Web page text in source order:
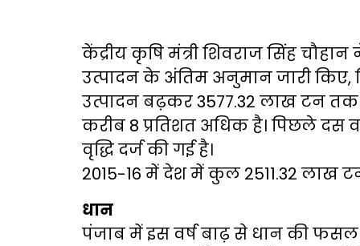
केंद्रीय कृषि मंत्री शिवराज सिंह
उत्पादन के अंतिम अनुमान जारी
उत्पादन बढ़कर 3577.32 लाख टन
करीब 8 प्रतिशत अधिक है। पिछले दस
वृद्धि दर्ज की गई है।
2015-16 में देश में कुल 2511.32 लाख
धान
पंजाब में इस वर्ष बाढ़ से धान की फसल